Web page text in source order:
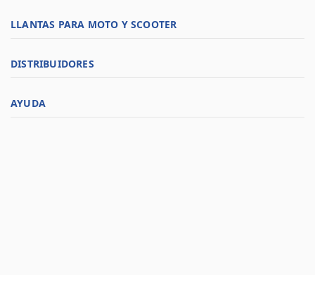
LLANTAS PARA MOTO Y SCOOTER
DISTRIBUIDORES
AYUDA